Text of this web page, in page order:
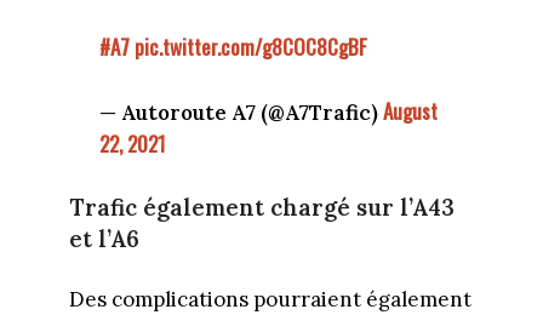
#A7 pic.twitter.com/g8COC8CgBF
— Autoroute A7 (@A7Trafic)August
22, 2021
Trafic également chargé sur l’A43
et l’A6
Des complications pourraient également